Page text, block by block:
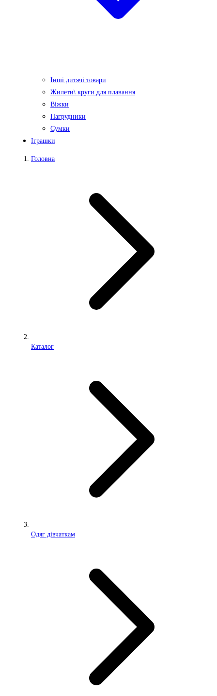
Інші дитячі товари
Жилети\ круги для плавання
Віжки
Нагрудники
Сумки
Іграшки
Головна
Каталог
Одяг дівчаткам